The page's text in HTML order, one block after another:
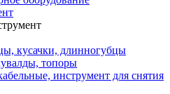
кусачки, длинногубцы
топоры
инструмент для снятия